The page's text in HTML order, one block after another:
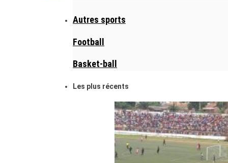
Autres sports
Football
Basket-ball
Les plus récents